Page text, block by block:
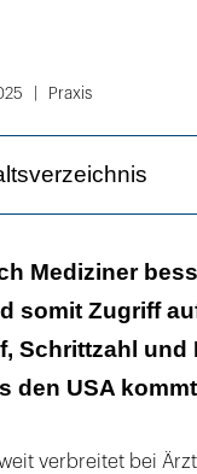
Praxis
mit
für
Mediziner
somit Zugriff
Schrittzahl und
den USA
verbreitet bei